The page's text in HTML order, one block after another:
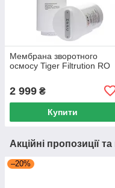
Мембрана зворотного
осмосу Tiger Filtrution RO
2 999 ₴
Купити
Акційні пропозиції
–20%